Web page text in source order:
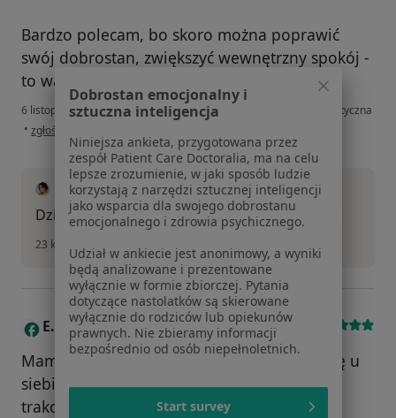
Bardzo polecam, bo skoro można poprawić
swój dobrostan, zwiększyć wewnętrzny spokój -
to warto.
6 listopada 2022•Gabinet prywatny•konsultacja psychoterapeutyczna
• w opinii użytkownika Piotr S.
zgłoś nadużycie
mgr Martyna Koryciak
Dziękuję za opinię :) pozdrawiam serdecznie :)
23 kwietnia 2024
E E.K. Numer telefonu zweryfikowany
Mam 100% zaufania do Pani Martyny, widzę u
siebie ogromny postęp jaki się dokonał w
trakcie kilkumiesięcznej pracy.
Dobrostan emocjonalny i
sztuczna inteligencja
Niniejsza ankieta, przygotowana przez
zespół Patient Care Doctoralia, ma na celu
lepsze zrozumienie, w jaki sposób ludzie
korzystają z narzędzi sztucznej inteligencji
jako wsparcia dla swojego dobrostanu
emocjonalnego i zdrowia psychicznego.
Udział w ankiecie jest anonimowy, a wyniki
będą analizowane i prezentowane
wyłącznie w formie zbiorczej. Pytania
dotyczące nastolatków są skierowane
wyłącznie do rodziców lub opiekunów
prawnych. Nie zbieramy informacji
bezpośrednio od osób niepełnoletnich.
Start survey